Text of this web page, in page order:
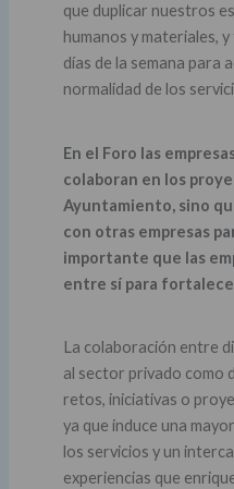
que duplicar nuestros
humanos y materiales,
días de la semana para
normalidad de los
En el Foro las
colaboran en los
Ayuntamiento, sino
con otras empresas
importante que las
entre sí para
La colaboración entre
al sector privado como
retos, iniciativas o
ya que induce una
los servicios y un
experiencias que